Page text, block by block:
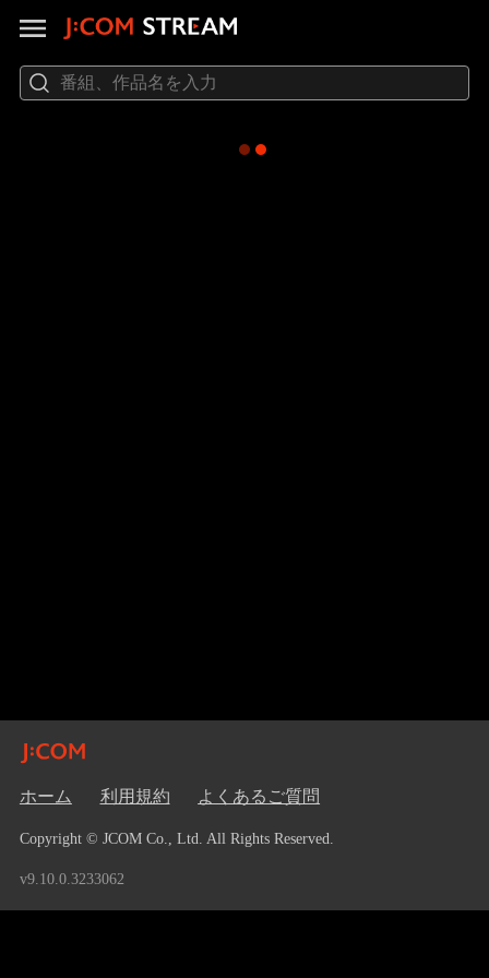
ホーム 利用規約 よくあるご質問
Copyright © JCOM Co., Ltd. All Rights Reserved.
v9.10.0.3233062